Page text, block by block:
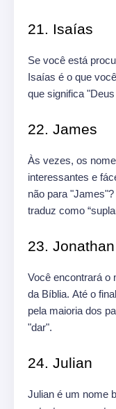
21. Isaías
Se você está
Isaías é o que
que significa
22. James
Às vezes, os
interessantes e
não para
traduz como
23. Jonathan
Você encontrará o
da Bíblia. Até o
pela maioria dos
"dar".
24. Julian
Julian é um nome